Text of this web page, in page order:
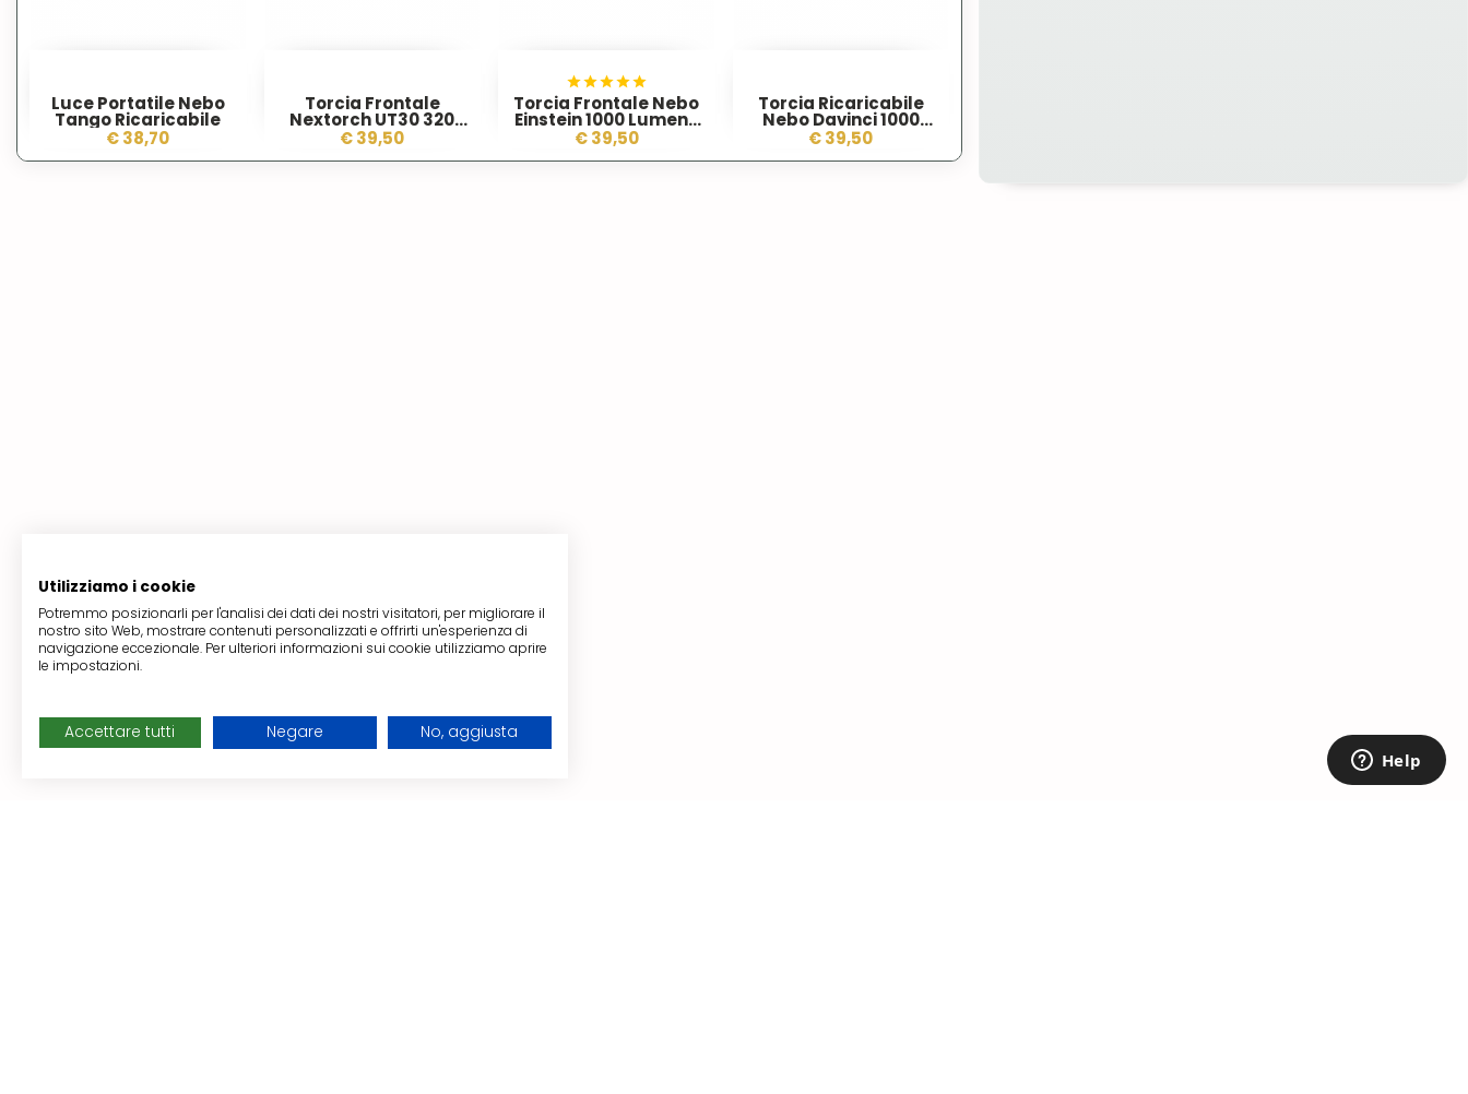
Luce Portatile Nebo
Tango Ricaricabile
€ 38,70
Torcia Frontale
Nextorch UT30 320
Lumens LED
€ 39,50
Torcia Frontale Nebo
Einstein 1000 Lumens
LED
€ 39,50
Torcia Ricaricabile
Nebo Davinci 1000
Lumens Led
€ 39,50
Utilizziamo i cookie
Potremmo posizionarli per l'analisi dei dati dei nostri visitatori, per migliorare il
nostro sito Web, mostrare contenuti personalizzati e offrirti un'esperienza di
navigazione eccezionale. Per ulteriori informazioni sui cookie utilizziamo aprire
le impostazioni.
Accettare tutti Negare No, aggiusta